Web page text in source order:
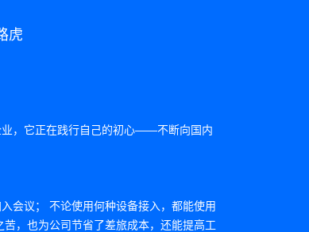
虎
，它正在践行自己的初心——不断向国内
会议； 不论使用何种设备接入，都能使用
，也为公司节省了差旅成本，还能提高工